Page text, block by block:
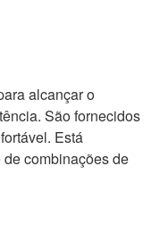
alcançar o
São fornecidos
Está
combinações de